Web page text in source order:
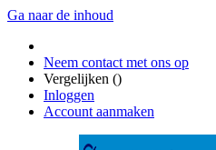
Ga naar de inhoud
Neem contact met ons op
Vergelijken ()
Inloggen
Account aanmaken